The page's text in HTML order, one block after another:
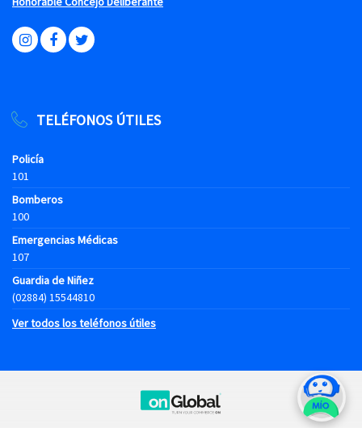
TELÉFONOS ÚTILES
Policía
101
Bomberos
100
Emergencias Médicas
107
Guardia de Niñez
(02884) 15544810
Ver todos los teléfonos útiles